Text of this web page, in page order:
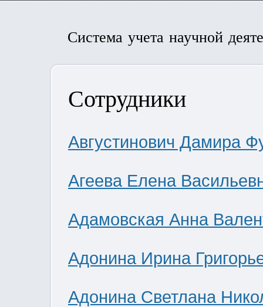
Система учета научной
Сотрудники
Августинович Дамира
Агеева Елена
Адамовская Анна
Адонина Ирина
Адонина Светлана